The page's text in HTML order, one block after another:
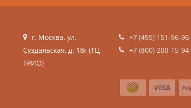
г. Москва. ул.
Суздальская, д. 18г (ТЦ
ТРИО)
+7 (495) 151-96-96
+7 (800) 200-15-94